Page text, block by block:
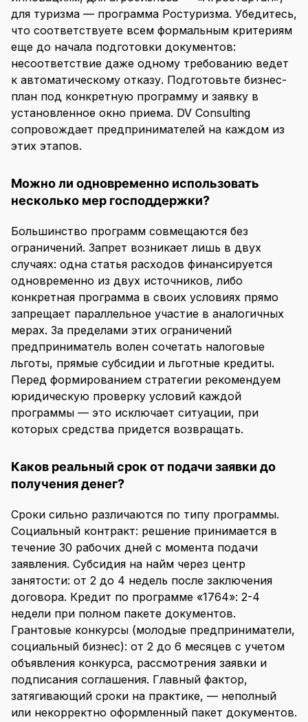
info@dv-consulting.ru
+7 (499) 460-06-09 Заказать звонок
г. Москва, ул. Тихвинская, д.2
для туризма — программа Ростуризма. Убедитесь,
что соответствуете всем формальным критериям
еще до начала подготовки документов:
несоответствие даже одному требованию ведет
к автоматическому отказу. Подготовьте бизнес-
план под конкретную программу и заявку в
установленное окно приема. DV Consulting
сопровождает предпринимателей на каждом из
этих этапов.
Можно ли одновременно использовать
несколько мер господдержки?
Большинство программ совмещаются без
ограничений. Запрет возникает лишь в двух
случаях: одна статья расходов финансируется
одновременно из двух источников, либо
конкретная программа в своих условиях прямо
запрещает параллельное участие в аналогичных
мерах. За пределами этих ограничений
предприниматель волен сочетать налоговые
льготы, прямые субсидии и льготные кредиты.
Перед формированием стратегии рекомендуем
юридическую проверку условий каждой
программы — это исключает ситуации, при
которых средства придется возвращать.
Каков реальный срок от подачи заявки до
получения денег?
Сроки сильно различаются по типу программы.
Социальный контракт: решение принимается в
течение 30 рабочих дней с момента подачи
заявления. Субсидия на найм через центр
занятости: от 2 до 4 недель после заключения
договора. Кредит по программе «1764»: 2-4
недели при полном пакете документов.
Грантовые конкурсы (молодые предприниматели,
социальный бизнес): от 2 до 6 месяцев с учетом
объявления конкурса, рассмотрения заявки и
подписания соглашения. Главный фактор,
затягивающий сроки на практике, — неполный
или некорректно оформленный пакет документов.